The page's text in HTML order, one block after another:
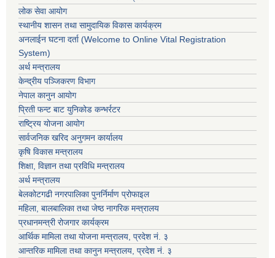
लोक सेवा आयोग
स्थानीय शासन तथा सामुदायिक विकास कार्यक्रम
अनलाईन घटना दर्ता (Welcome to Online Vital Registration
System)
अर्थ मन्त्रालय
केन्द्रीय पञ्जिकरण विभाग
नेपाल कानुन आयोग
प्रिती फन्ट बाट युनिकोड कन्भर्रटर
राष्ट्रिय योजना आयोग
सार्वजनिक खरिद अनुगमन कार्यालय
कृषि विकास मन्त्रालय
शिक्षा, विज्ञान तथा प्रविधि मन्त्रालय
अर्थ मन्त्रालय
बेलकोटगढी नगरपालिका पुनर्निर्माण प्रोफाइल
महिला, बालबालिका तथा जेष्ठ नागरिक मन्त्रालय
प्रधानमन्त्री रोजगार कार्यक्रम
आर्थिक मामिला तथा योजना मन्त्रालय, प्रदेश नं. ३
आन्तरिक मामिला तथा कानुन मन्त्रालय, प्रदेश नं. ३